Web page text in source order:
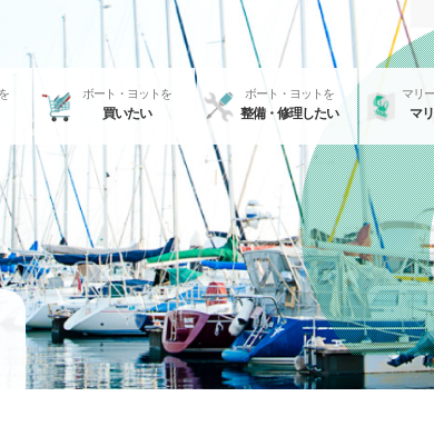
ボート・ヨットを
買いたい
ボート・ヨットを
整備・修理したい
マリ
マ